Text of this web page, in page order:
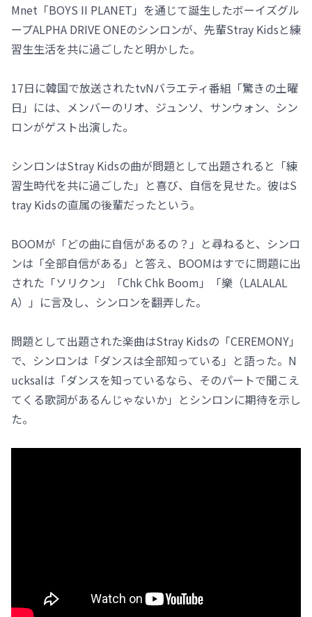
Mnet「BOYS II PLANET」を通じて誕生したボーイズグル
ープALPHA DRIVE ONEのシンロンが、先輩Stray Kidsと練
習生生活を共に過ごしたと明かした。
17日に韓国で放送されたtvNバラエティ番組「驚きの土曜
日」には、メンバーのリオ、ジュンソ、サンウォン、シン
ロンがゲスト出演した。
シンロンはStray Kidsの曲が問題として出題されると「練
習生時代を共に過ごした」と喜び、自信を見せた。彼はS
tray Kidsの直属の後輩だったという。
BOOMが「どの曲に自信があるの？」と尋ねると、シンロ
ンは「全部自信がある」と答え、BOOMはすでに問題に出
された「ソリクン」「Chk Chk Boom」「樂（LALALAL
A）」に言及し、シンロンを翻弄した。
問題として出題された楽曲はStray Kidsの「CEREMONY」
で、シンロンは「ダンスは全部知っている」と語った。N
ucksalは「ダンスを知っているなら、そのパートで聞こえ
てくる歌詞があるんじゃないか」とシンロンに期待を示し
た。